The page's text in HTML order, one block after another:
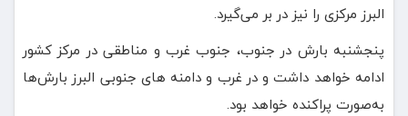
البرز مرکزی را نیز در بر می‌گیرد.
پنجشنبه بارش در جنوب، جنوب غرب و مناطقی در مرکز کشور
ادامه خواهد داشت و در غرب و دامنه های جنوبی البرز بارش‌ها
به‌صورت پراکنده خواهد بود.